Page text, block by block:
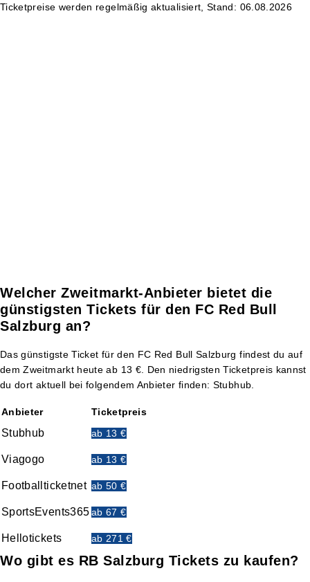
Ticketpreise werden regelmäßig aktualisiert, Stand: 06.08.2026
Welcher Zweitmarkt-Anbieter bietet die
günstigsten Tickets für den FC Red Bull
Salzburg an?
Das günstigste Ticket für den FC Red Bull Salzburg findest du auf
dem Zweitmarkt heute ab 13 €. Den niedrigsten Ticketpreis kannst
du dort aktuell bei folgendem Anbieter finden: Stubhub.
Anbieter Ticketpreis
Stubhub ab 13 €
Viagogo ab 13 €
Footballticketnet ab 50 €
SportsEvents365ab 67 €
Hellotickets ab 271 €
Wo gibt es RB Salzburg Tickets zu kaufen?